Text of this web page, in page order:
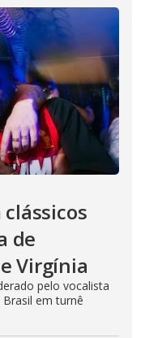
de
Virgínia
pelo vocalista
em turnê